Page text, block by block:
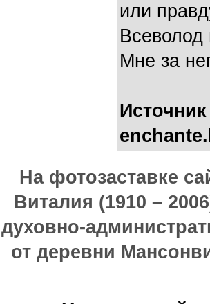
или
Мне за
На фотозаставке
Виталия (1910 –
духовно-
от деревни